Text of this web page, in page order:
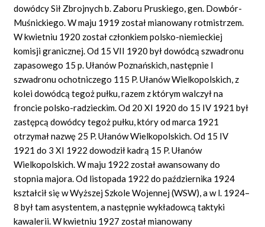
dowódcy Sił Zbrojnych b. Zaboru Pruskiego, gen. Dowbór-
Muśnickiego. W maju 1919 został mianowany rotmistrzem.
W kwietniu 1920 został członkiem polsko-niemieckiej
komisji granicznej. Od 15VII 1920 był dowódcą szwadronu
zapasowego 15 p. Ułanów Poznańskich, następnie I
szwadronu ochotniczego 115 P. Ułanów Wielkopolskich, z
kolei dowódcą tegoż pułku, razem z którym walczył na
froncie polsko-radzieckim. Od 20 XI 1920 do 15 IV 1921 był
zastępcą dowódcy tegoż pułku, który od marca 1921
otrzymał nazwę 25 P. Ułanów Wielkopolskich. Od 15 IV
1921 do 3 XI 1922 dowodził kadrą 15 P. Ułanów
Wielkopolskich. W maju 1922 został awansowany do
stopnia majora. Od listopada 1922 do października 1924
kształcił się w Wyższej Szkole Wojennej (WSW), a w l. 1924–
8 był tam asystentem, a następnie wykładowcą taktyki
kawalerii. W kwietniu 1927 został mianowany